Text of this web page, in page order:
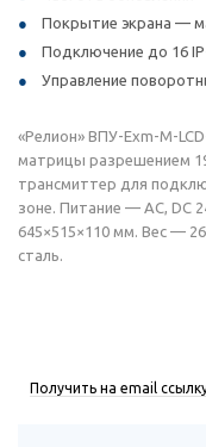
Покрытие экрана —
Подключение до 16
Управление
«Релион» ВПУ-Exm-М-
матрицы разрешением
трансмиттер для
зоне. Питание — AC, DC
645×515×110 мм. Вес —
сталь.
Получить на email